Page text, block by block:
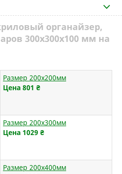
органайзер,
300х300х100 мм на
Размер 200х200мм
Цена 801 ₴
Размер 200х300мм
Цена 1029 ₴
Размер 200х400мм